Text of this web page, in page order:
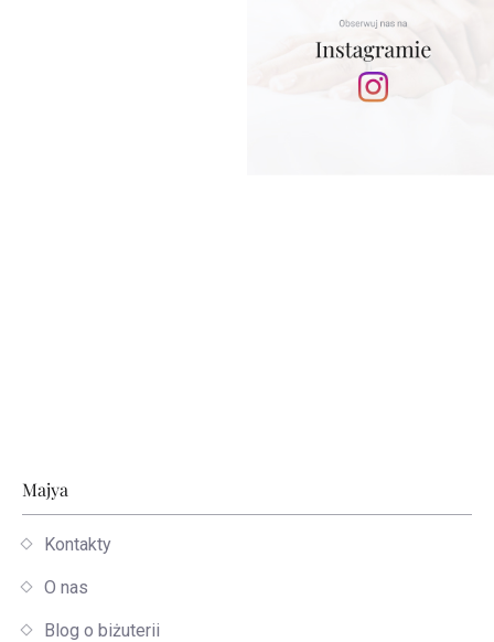
Stopka
Majya
Kontakty
O nas
Blog o biżuterii